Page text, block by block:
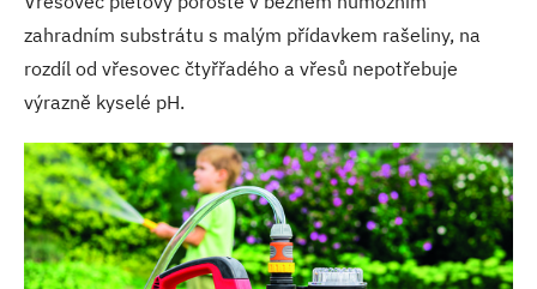
zahradním substrátu s malým přídavkem rašeliny, na
rozdíl od vřesovec čtyřřadého a vřesů nepotřebuje
výrazně kyselé pH.